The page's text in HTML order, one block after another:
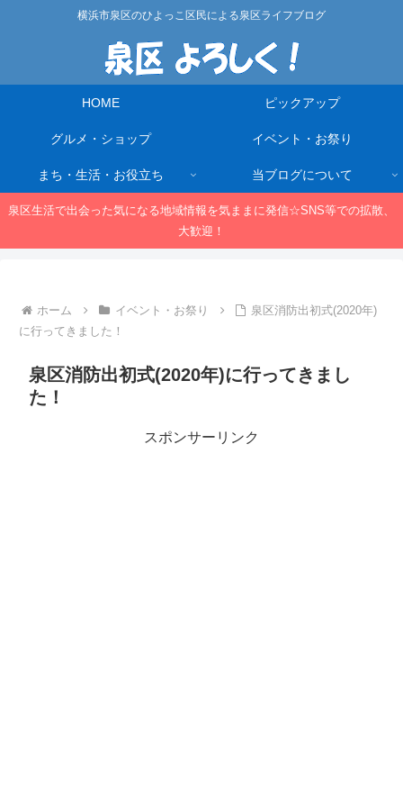
横浜市泉区のひよっこ区民による泉区ライフブログ
HOME ピックアップ
グルメ・ショップ イベント・お祭り
まち・生活・お役立ち 当ブログについて
泉区生活で出会った気になる地域情報を気ままに発信☆SNS等での拡散、
大歓迎！
ホーム イベント・お祭り
泉区消防出初式(2020年)
に行ってきました！
泉区消防出初式(2020年)に行ってきまし
た！
スポンサーリンク